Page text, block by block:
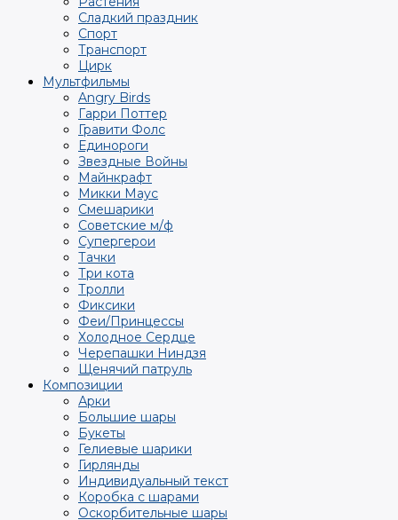
Сладкий праздник
Спорт
Транспорт
Цирк
Мультфильмы
Angry Birds
Гарри Поттер
Гравити Фолс
Единороги
Звездные Войны
Майнкрафт
Микки Маус
Смешарики
Советские м/ф
Супергерои
Тачки
Три кота
Тролли
Фиксики
Феи/Принцессы
Холодное Сердце
Черепашки Ниндзя
Щенячий патруль
Композиции
Арки
Большие шары
Букеты
Гелиевые шарики
Гирлянды
Индивидуальный текст
Коробка с шарами
Оскорбительные шары